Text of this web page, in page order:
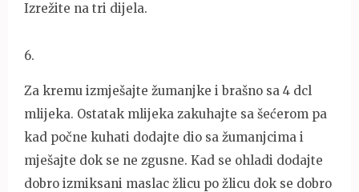
Izrežite na tri dijela.
6.
Za kremu izmješajte žumanjke i brašno sa 4 dcl
mlijeka. Ostatak mlijeka zakuhajte sa šećerom pa
kad počne kuhati dodajte dio sa žumanjcima i
mješajte dok se ne zgusne. Kad se ohladi dodajte
dobro izmiksani maslac žlicu po žlicu dok se dobro